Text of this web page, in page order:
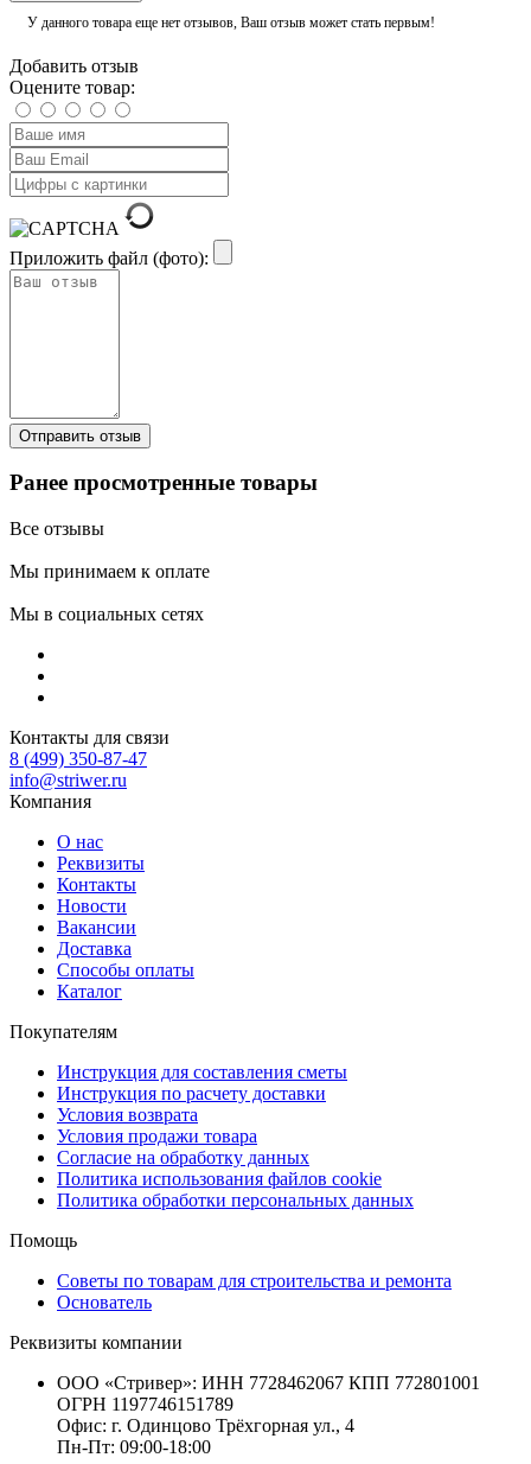
У данного товара еще нет отзывов, Ваш отзыв может стать первым!
Добавить отзыв
Оцените товар:
Приложить файл (фото):
Ранее просмотренные товары
Все отзывы
Мы принимаем к оплате
Мы в социальных сетях
Контакты для связи
8 (499) 350-87-47
info@striwer.ru
Компания
О нас
Реквизиты
Контакты
Новости
Вакансии
Доставка
Способы оплаты
Каталог
Покупателям
Инструкция для составления сметы
Инструкция по расчету доставки
Условия возврата
Условия продажи товара
Согласие на обработку данных
Политика использования файлов cookie
Политика обработки персональных данных
Помощь
Советы по товарам для строительства и ремонта
Основатель
Реквизиты компании
ООО «Стривер»: ИНН 7728462067 КПП 772801001
ОГРН 1197746151789
Офис: г. Одинцово Трёхгорная ул., 4
Пн-Пт: 09:00-18:00